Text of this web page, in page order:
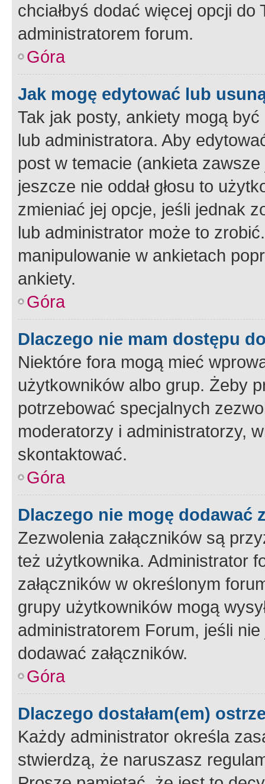
chciałbyś dodać więcej opcji
administratorem forum.
Góra
Jak mogę edytować lub
Tak jak posty, ankiety mogą
lub administratora. Aby
post w temacie (ankieta
jeszcze nie oddał głosu to
zmieniać jej opcje, jeśli jednak
lub administrator może to
manipulowanie w ankietach
ankiety.
Góra
Dlaczego nie mam dostępu
Niektóre fora mogą mieć
użytkowników albo grup. Żeby
potrzebować specjalnych
moderatorzy i administratorzy,
skontaktować.
Góra
Dlaczego nie mogę dodawać
Zezwolenia załączników są
też użytkownika. Administrator
załączników w określonym
grupy użytkowników mogą
administratorem Forum, jeśli
dodawać załączników.
Góra
Dlaczego dostałam(em)
Każdy administrator określa
stwierdzą, że naruszasz